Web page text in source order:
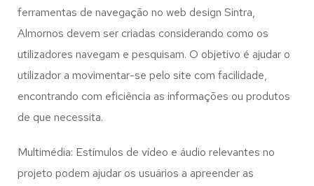
ferramentas de navegação no web design Sintra,
Almornos devem ser criadas considerando como os
utilizadores navegam e pesquisam. O objetivo é ajudar o
utilizador a movimentar-se pelo site com facilidade,
encontrando com eficiência as informações ou produtos
de que necessita.
Multimédia: Estímulos de vídeo e áudio relevantes no
projeto podem ajudar os usuários a apreender as